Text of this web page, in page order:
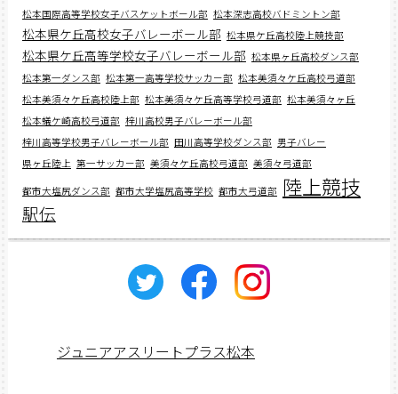
松本国際高等学校女子バスケットボール部 松本深志高校バドミントン部
松本県ケ丘高校女子バレーボール部 松本県ケ丘高校陸上競技部
松本県ケ丘高等学校女子バレーボール部 松本県ヶ丘高校ダンス部
松本第一ダンス部 松本第一高等学校サッカー部 松本美須々ケ丘高校弓道部
松本美須々ケ丘高校陸上部 松本美須々ケ丘高等学校弓道部 松本美須々ヶ丘
松本蟻ケ崎高校弓道部 梓川高校男子バレーボール部
梓川高等学校男子バレーボール部 田川高等学校ダンス部 男子バレー
県ヶ丘陸上 第一サッカー部 美須々ケ丘高校弓道部 美須々弓道部
都市大塩尻ダンス部 都市大学塩尻高等学校 都市大弓道部 陸上競技
駅伝
ジュニアアスリートプラス松本